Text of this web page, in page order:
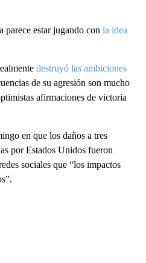
parece estar jugando con la idea
destruyó las ambiciones
de su agresión son mucho
afirmaciones de victoria
en que los daños a tres
por Estados Unidos fueron
sociales que “los impactos